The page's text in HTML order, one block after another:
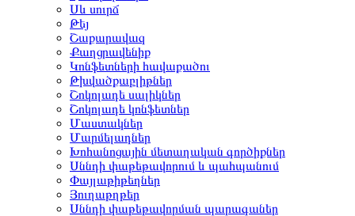
Սև սուրճ
Թեյ
Շաքարավազ
Քաղցրավենիք
Կոնֆետների հավաքածու
Թխվածքաբլիթներ
Շոկոլադե սալիկներ
Շոկոլադե կոնֆետներ
Մաստակներ
Մարմելադներ
Խոհանոցային մետաղական գործիքներ
Սննդի փաթեթավորում և պահպանում
Փայլաթիթեղներ
Յուղաթղթեր
Սննդի փաթեթավորման պարագաներ